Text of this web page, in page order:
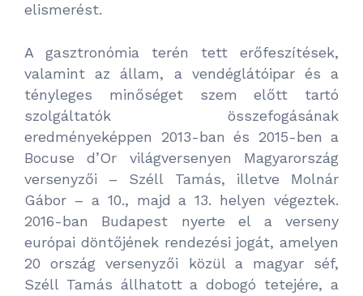
elismerést.
A gasztronómia terén tett erőfeszítések,
valamint az állam, a vendéglátóipar és a
tényleges minőséget szem előtt tartó
szolgáltatók összefogásának
eredményeképpen 2013-ban és 2015-ben a
Bocuse d’Or világversenyen Magyarország
versenyzői – Széll Tamás, illetve Molnár
Gábor – a 10., majd a 13. helyen végeztek.
2016-ban Budapest nyerte el a verseny
európai döntőjének rendezési jogát, amelyen
20 ország versenyzői közül a magyar séf,
Széll Tamás állhatott a dobogó tetejére, a